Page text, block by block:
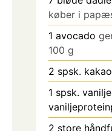
køber i
1 avocado
100 g
2 spsk. kakao
1 spsk.
2 store